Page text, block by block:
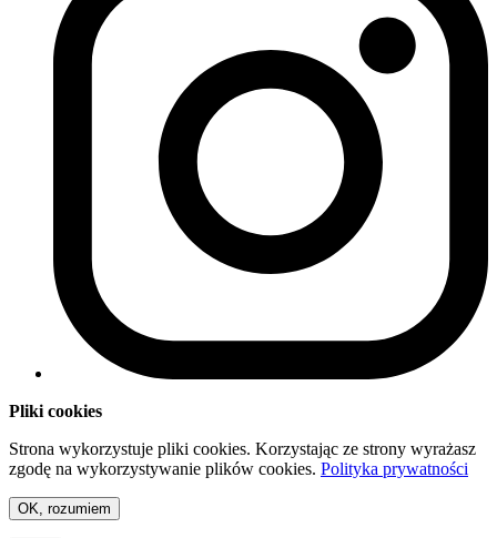
Pliki cookies
Strona wykorzystuje pliki cookies. Korzystając ze strony wyrażasz
zgodę na wykorzystywanie plików cookies. Polityka prywatności
OK, rozumiem